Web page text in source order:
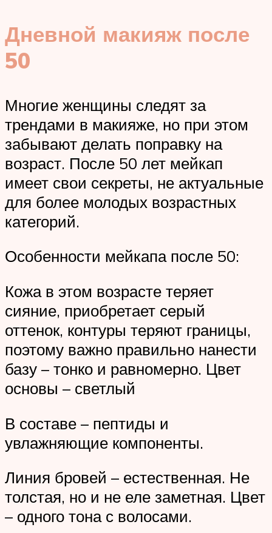
Дневной макияж после
50
Многие женщины следят за
трендами в макияже, но при этом
забывают делать поправку на
возраст. После 50 лет мейкап
имеет свои секреты, не актуальные
для более молодых возрастных
категорий.
Особенности мейкапа после 50:
Кожа в этом возрасте теряет
сияние, приобретает серый
оттенок, контуры теряют границы,
поэтому важно правильно нанести
базу – тонко и равномерно. Цвет
основы – светлый
В составе – пептиды и
увлажняющие компоненты.
Линия бровей – естественная. Не
толстая, но и не еле заметная. Цвет
– одного тона с волосами.